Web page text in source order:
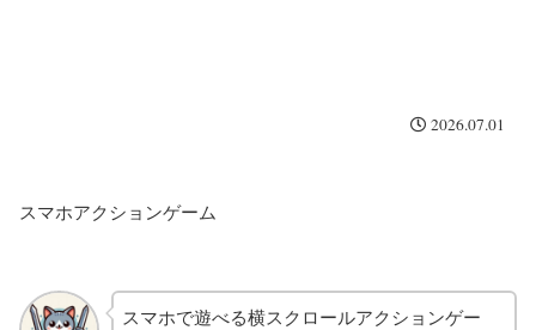
2026.07.01
スマホアクションゲーム
スマホで遊べる横スクロールアクションゲー